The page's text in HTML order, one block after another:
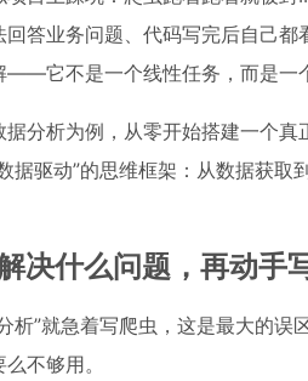
答业务问题、代码写完后自己
——它不是一个线性任务，而是一
分析为例，从零开始搭建一个
据驱动”的思维框架：从数据获
决什么问题，再动手
析”就急着写爬虫，这是最大的
不够用。